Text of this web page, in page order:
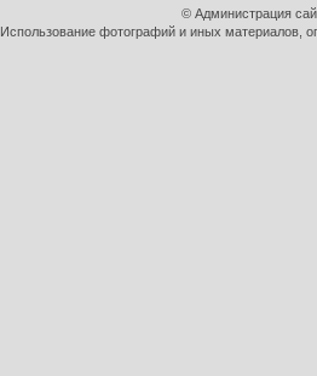
© Администрация
Использование фотографий и иных материалов,